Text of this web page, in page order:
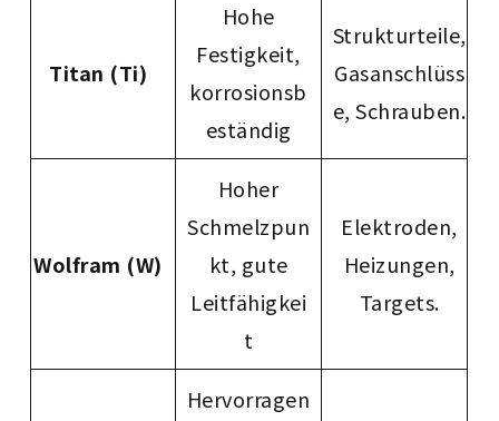
Titan (Ti)
Hohe
Festigkeit,
korrosionsb
eständig
Strukturteile,
Gasanschlüss
e, Schrauben.
Wolfram (W)
Hoher
Schmelzpun
kt, gute
Leitfähigkei
t
Elektroden,
Heizungen,
Targets.
Hervorragen